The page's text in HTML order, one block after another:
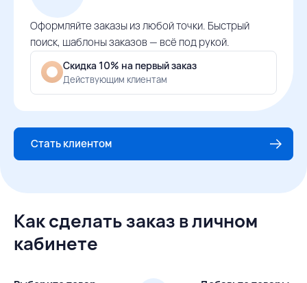
Оформляйте заказы из любой точки. Быстрый
поиск, шаблоны заказов — всё под рукой.
Скидка 10% на первый заказ
Действующим клиентам
Стать клиентом
Как сделать заказ в личном
кабинете